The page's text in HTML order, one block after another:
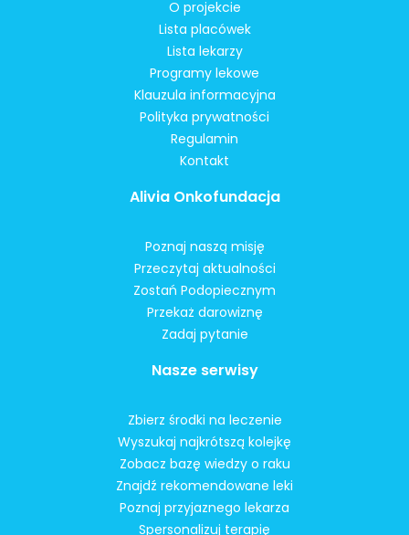
O projekcie
Lista placówek
Lista lekarzy
Programy lekowe
Klauzula informacyjna
Polityka prywatności
Regulamin
Kontakt
Alivia Onkofundacja
Poznaj naszą misję
Przeczytaj aktualności
Zostań Podopiecznym
Przekaż darowiznę
Zadaj pytanie
Nasze serwisy
Zbierz środki na leczenie
Wyszukaj najkrótszą kolejkę
Zobacz bazę wiedzy o raku
Znajdź rekomendowane leki
Poznaj przyjaznego lekarza
Spersonalizuj terapię